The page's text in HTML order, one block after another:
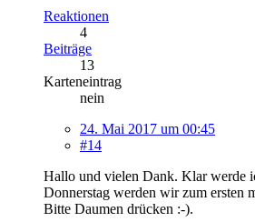
Reaktionen
4
Beiträge
13
Karteneintrag
nein
24. Mai 2017 um 00:45
#14
Hallo und vielen Dank. Klar werde
Donnerstag werden wir zum ersten
Bitte Daumen drücken :-).